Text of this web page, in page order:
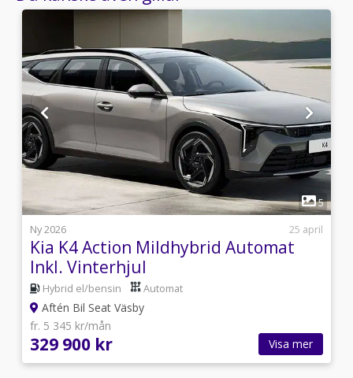
1
5
Ny 2026
25 april
Kia K4 Action Mildhybrid Automat
Inkl. Vinterhjul
Hybrid el/bensin Automat
Aftén Bil Seat Väsby
fr. 5 345 kr/mån
329 900 kr Visa mer